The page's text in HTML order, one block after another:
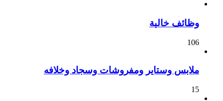
وظائف خالية
106
ملابس وستاير ومفروشات وسجاد وخلافه
15